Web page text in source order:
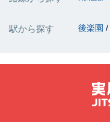
駅から探す 後楽園